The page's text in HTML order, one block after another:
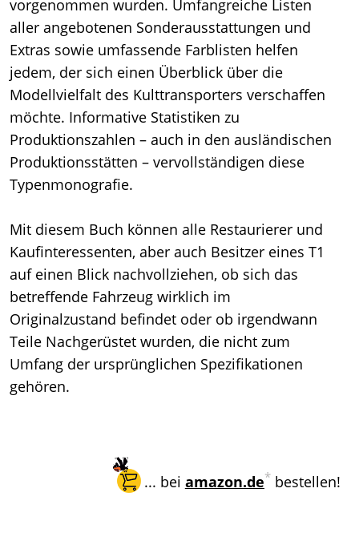
vorgenommen wurden. Umfangreiche Listen
aller angebotenen Sonderausstattungen und
Extras sowie umfassende Farblisten helfen
jedem, der sich einen Überblick über die
Modellvielfalt des Kulttransporters verschaffen
möchte. Informative Statistiken zu
Produktionszahlen – auch in den ausländischen
Produktionsstätten – vervollständigen diese
Typenmonografie.
Mit diesem Buch können alle Restaurierer und
Kaufinteressenten, aber auch Besitzer eines T1
auf einen Blick nachvollziehen, ob sich das
betreffende Fahrzeug wirklich im
Originalzustand befindet oder ob irgendwann
Teile Nachgerüstet wurden, die nicht zum
Umfang der ursprünglichen Spezifikationen
gehören.
... bei amazon.de*bestellen!